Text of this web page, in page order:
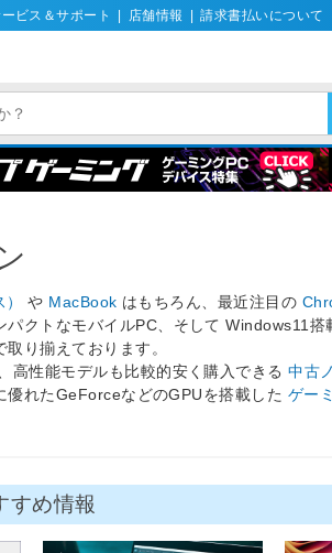
ビス＆サポート 店舗情報 請求書払いについて
や MacBook はもちろん、最近注目の
パクトなモバイルPC、そして Windows11搭
り揃えております。
高性能モデルも比較的安く購入できる中古
優れたGeForceなどのGPUを搭載した ゲー
すめ情報